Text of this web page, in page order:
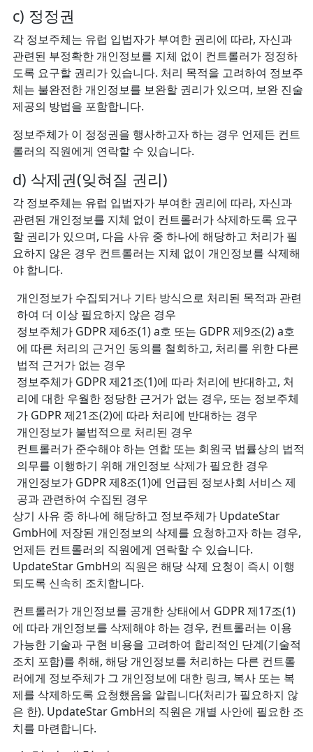
c) 정정권
각 정보주체는 유럽 입법자가 부여한 권리에 따라, 자신과
관련된 부정확한 개인정보를 지체 없이 컨트롤러가 정정하
도록 요구할 권리가 있습니다. 처리 목적을 고려하여 정보주
체는 불완전한 개인정보를 보완할 권리가 있으며, 보완 진술
제공의 방법을 포함합니다.
정보주체가 이 정정권을 행사하고자 하는 경우 언제든 컨트
롤러의 직원에게 연락할 수 있습니다.
d) 삭제권(잊혀질 권리)
각 정보주체는 유럽 입법자가 부여한 권리에 따라, 자신과
관련된 개인정보를 지체 없이 컨트롤러가 삭제하도록 요구
할 권리가 있으며, 다음 사유 중 하나에 해당하고 처리가 필
요하지 않은 경우 컨트롤러는 지체 없이 개인정보를 삭제해
야 합니다.
개인정보가 수집되거나 기타 방식으로 처리된 목적과 관련
하여 더 이상 필요하지 않은 경우
정보주체가 GDPR 제6조(1) a호 또는 GDPR 제9조(2) a호
에 따른 처리의 근거인 동의를 철회하고, 처리를 위한 다른
법적 근거가 없는 경우
정보주체가 GDPR 제21조(1)에 따라 처리에 반대하고, 처
리에 대한 우월한 정당한 근거가 없는 경우, 또는 정보주체
가 GDPR 제21조(2)에 따라 처리에 반대하는 경우
개인정보가 불법적으로 처리된 경우
컨트롤러가 준수해야 하는 연합 또는 회원국 법률상의 법적
의무를 이행하기 위해 개인정보 삭제가 필요한 경우
개인정보가 GDPR 제8조(1)에 언급된 정보사회 서비스 제
공과 관련하여 수집된 경우
상기 사유 중 하나에 해당하고 정보주체가 UpdateStar
GmbH에 저장된 개인정보의 삭제를 요청하고자 하는 경우,
언제든 컨트롤러의 직원에게 연락할 수 있습니다.
UpdateStar GmbH의 직원은 해당 삭제 요청이 즉시 이행
되도록 신속히 조치합니다.
컨트롤러가 개인정보를 공개한 상태에서 GDPR 제17조(1)
에 따라 개인정보를 삭제해야 하는 경우, 컨트롤러는 이용
가능한 기술과 구현 비용을 고려하여 합리적인 단계(기술적
조치 포함)를 취해, 해당 개인정보를 처리하는 다른 컨트롤
러에게 정보주체가 그 개인정보에 대한 링크, 복사 또는 복
제를 삭제하도록 요청했음을 알립니다(처리가 필요하지 않
은 한). UpdateStar GmbH의 직원은 개별 사안에 필요한 조
치를 마련합니다.